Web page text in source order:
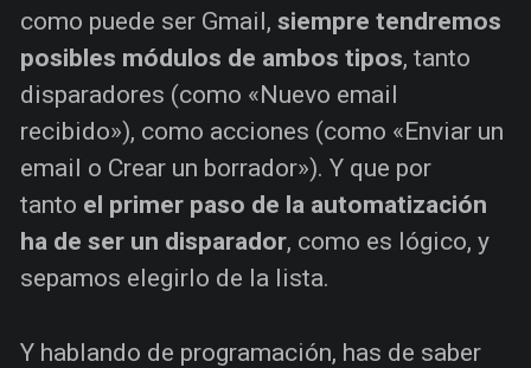
como puede ser Gmail, siempre tendremos
posibles módulos de ambos tipos, tanto
disparadores (como «Nuevo email
recibido»), como acciones (como «Enviar un
email o Crear un borrador»). Y que por
tanto el primer paso de la automatización
ha de ser un disparador, como es lógico, y
sepamos elegirlo de la lista.
Y hablando de programación, has de saber